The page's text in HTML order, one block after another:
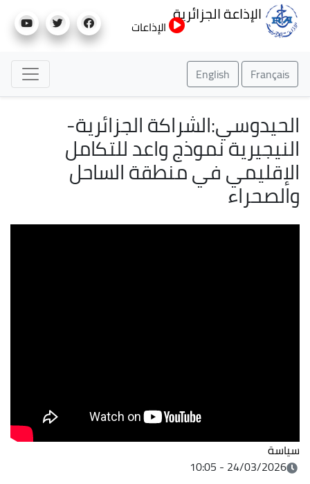
إلى
الإذاعة الجزائرية
الإذاعات
Français
English
الحيدوسي:الشراكة الجزائرية-
النيجيرية نموذج واعد للتكامل
الإقليمي في منطقة الساحل
والصحراء
سياسة
24/03/2026 - 10:05